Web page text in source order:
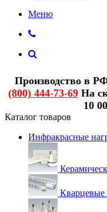
Меню
Производство в
(800) 444-73-69На
10
Каталог товаров
Инфракрасные
Кварцевые